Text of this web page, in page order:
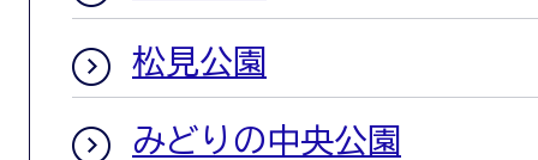
松見公園
みどりの中央公園